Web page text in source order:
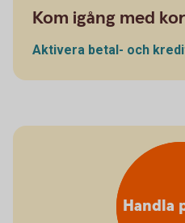
Kom igång med
Aktivera betal- och
Handla